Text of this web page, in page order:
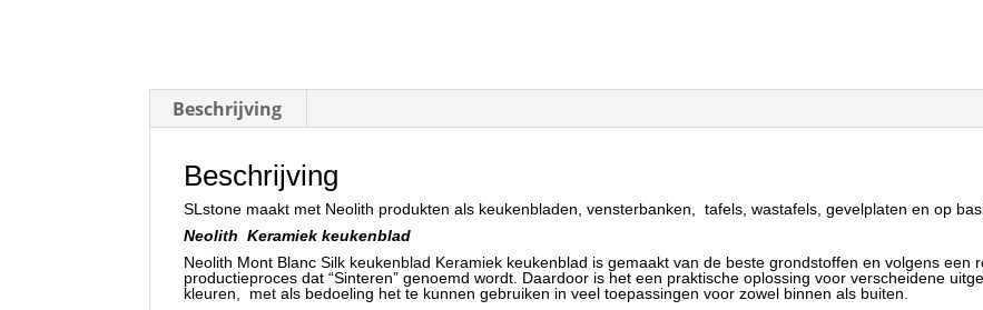
Beschrijving
Beschrijving
SLstone maakt met Neolith produkten als keukenbladen, vensterbanken, tafels, wastafels, gevelplaten en op
Neolith Keramiek keukenblad
Neolith Mont Blanc Silk keukenblad Keramiek keukenblad is gemaakt van de beste grondstoffen en volgens een
productieproces dat “Sinteren” genoemd wordt. Daardoor is het een praktische oplossing voor verscheidene
kleuren, met als bedoeling het te kunnen gebruiken in veel toepassingen voor zowel binnen als buiten.